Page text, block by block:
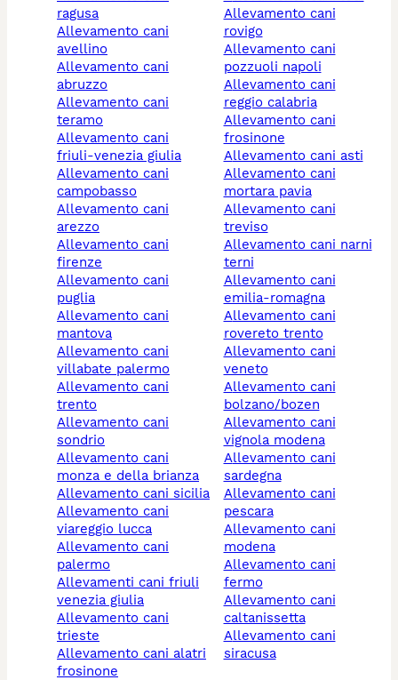
ragusa
allevamento cani
avellino
allevamento cani
abruzzo
allevamento cani
teramo
allevamento cani
friuli-venezia giulia
allevamento cani
campobasso
allevamento cani
arezzo
allevamento cani
firenze
allevamento cani
puglia
allevamento cani
mantova
allevamento cani
villabate palermo
allevamento cani
trento
allevamento cani
sondrio
allevamento cani
monza e della brianza
allevamento cani sicilia
allevamento cani
viareggio lucca
allevamento cani
palermo
allevamenti cani friuli
venezia giulia
allevamento cani
trieste
allevamento cani alatri
frosinone
allevamento cani
rovigo
allevamento cani
pozzuoli napoli
allevamento cani
reggio calabria
allevamento cani
frosinone
allevamento cani asti
allevamento cani
mortara pavia
allevamento cani
treviso
allevamento cani narni
terni
allevamento cani
emilia-romagna
allevamento cani
rovereto trento
allevamento cani
veneto
allevamento cani
bolzano/bozen
allevamento cani
vignola modena
allevamento cani
sardegna
allevamento cani
pescara
allevamento cani
modena
allevamento cani
fermo
allevamento cani
caltanissetta
allevamento cani
siracusa